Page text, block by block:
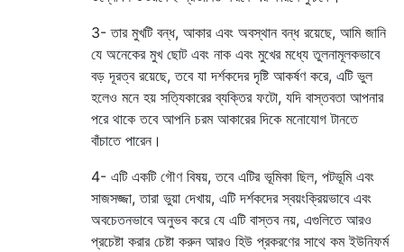
3- তার মুখটি বন্ধ, আকার এবং অবস্থান বন্ধ রয়েছে, আমি জানি
যে অনেকের মুখ ছোট এবং নাক এবং মুখের মধ্যে তুলনামূলকভাবে
বড় দূরত্ব রয়েছে, তবে যা দর্শকদের দৃষ্টি আকর্ষণ করে, এটি ভুল
হলেও মনে হয় সত্যিকারের ব্যক্তির ফটো, যদি বাস্তবতা আপনার
পরে থাকে তবে আপনি চরম আকারের দিকে মনোযোগ টানতে
বাঁচাতে পারেন।
4- এটি একটি গৌণ বিষয়, তবে এটির ভূমিকা ছিল, পটভূমি এবং
সাজসজ্জা, তারা ভুয়া দেখায়, এটি দর্শকদের স্বয়ংক্রিয়ভাবে এবং
অবচেতনভাবে অনুভব করে যে এটি বাস্তব নয়, এগুলিতে আরও
প্রচেষ্টা করার চেষ্টা করুন আরও হিউ প্রকরণের সাথে কম ইউনিফর্ম